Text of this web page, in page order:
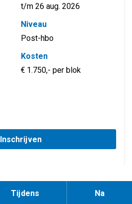
t/m 26 aug. 2026
Niveau
Post-hbo
Kosten
€ 1.750,- per blok
Inschrijven
Tijdens Na